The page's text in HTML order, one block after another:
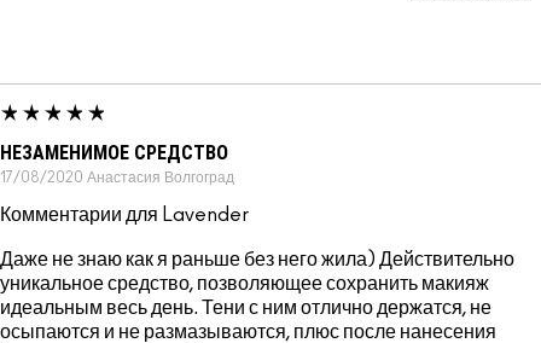
НЕЗАМЕНИМОЕ СРЕДСТВО
17/08/2020 Анастасия Волгоград
Комментарии для Lavender
Даже не знаю как я раньше без него жила) Действительно
уникальное средство, позволяющее сохранить макияж
идеальным весь день. Тени с ним отлично держатся, не
осыпаются и не размазываются, плюс после нанесения